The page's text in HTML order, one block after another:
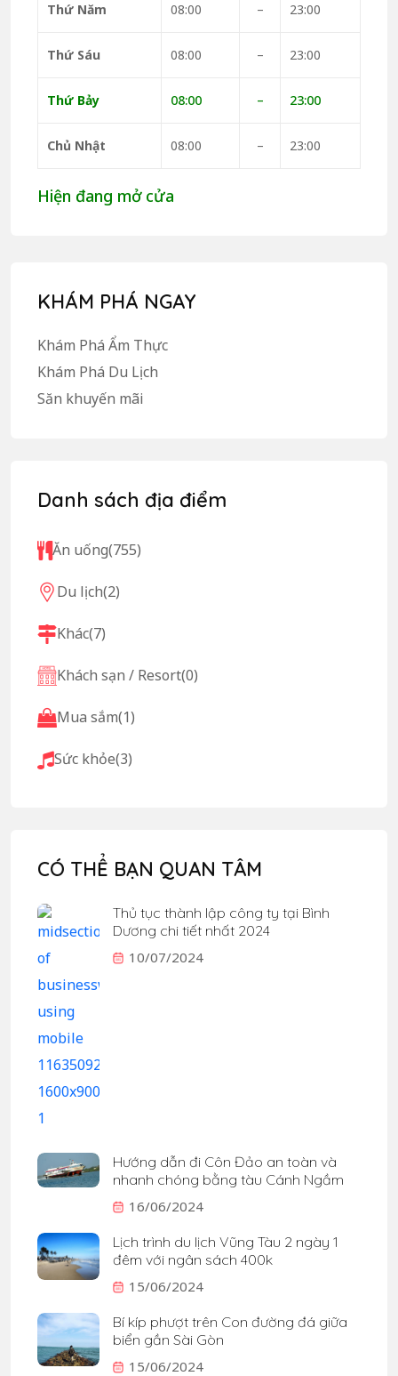
Thứ Năm 08:00 – 23:00
Thứ Sáu 08:00 – 23:00
Thứ Bảy 08:00 – 23:00
Chủ Nhật 08:00 – 23:00
Hiện đang mở cửa
KHÁM PHÁ NGAY
Khám Phá Ẩm Thực
Khám Phá Du Lịch
Săn khuyến mãi
Danh sách địa điểm
Ăn uống(755)
Du lịch(2)
Khác(7)
Khách sạn / Resort(0)
Mua sắm(1)
Sức khỏe(3)
CÓ THỂ BẠN QUAN TÂM
Thủ tục thành lập công ty tại Bình
Dương chi tiết nhất 2024
10/07/2024
Hướng dẫn đi Côn Đảo an toàn và
nhanh chóng bằng tàu Cánh Ngầm
16/06/2024
Lịch trình du lịch Vũng Tàu 2 ngày 1
đêm với ngân sách 400k
15/06/2024
Bí kíp phượt trên Con đường đá giữa
biển gần Sài Gòn
15/06/2024